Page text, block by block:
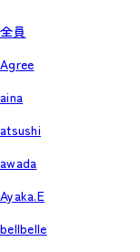
全員
Agree
aina
atsushi
awada
Ayaka.E
bellbelle